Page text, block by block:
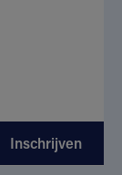
Inschrijven